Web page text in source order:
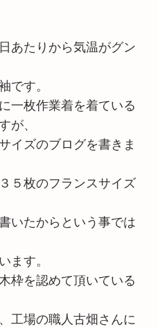
あたりから気温がグン
です。
一枚作業着を着ている
が、
イズのブログを書きま
５枚のフランスサイズ
いたからという事では
ます。
枠を認めて頂いている
工場の職人古畑さんに